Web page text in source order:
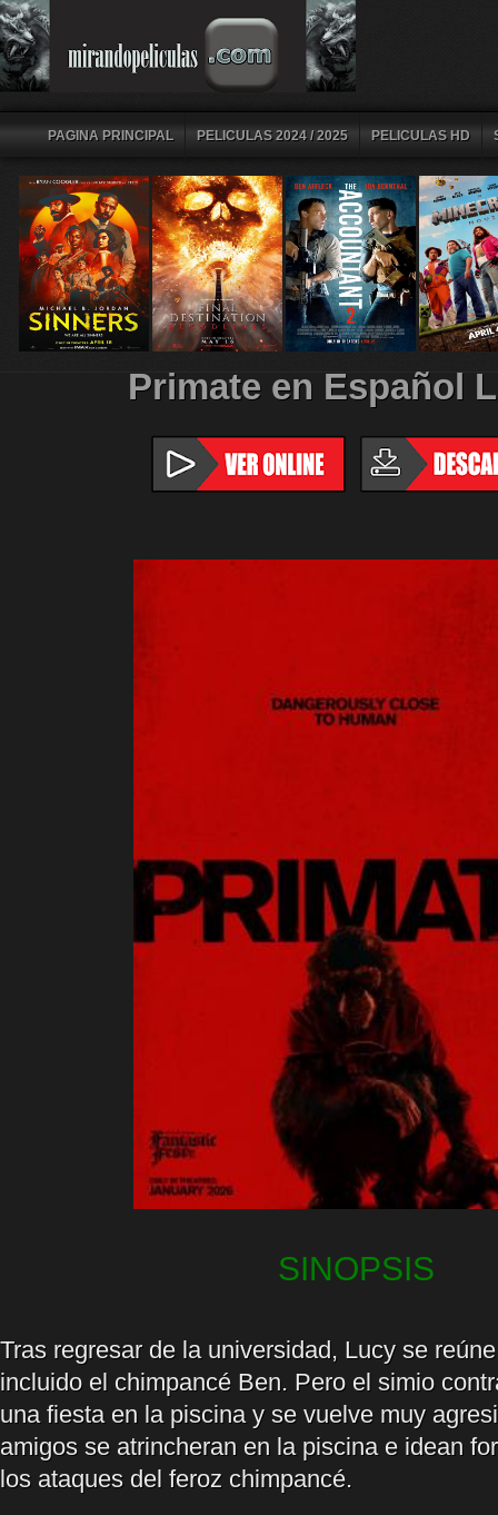
PAGINA PRINCIPAL PELICULAS 2024 / 2025 PELICULAS HD
Primate en Español
SINOPSIS
Tras regresar de la universidad, Lucy se
incluido el chimpancé Ben. Pero el simio
una fiesta en la piscina y se vuelve muy
amigos se atrincheran en la piscina e idean
los ataques del feroz chimpancé.